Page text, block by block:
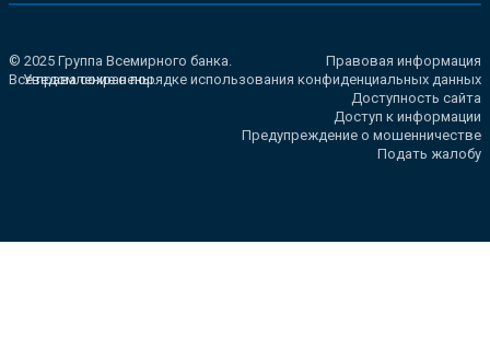
© 2025 Группа Всемирного банка.
Все права сохранены.
Правовая информация
Уведомление о порядке использования конфиденциальных данных
Доступность сайта
Доступ к информации
Предупреждение о мошенничестве
Подать жалобу